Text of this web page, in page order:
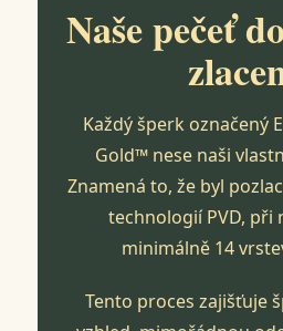
Naše pečeť
Každý šperk označený
Gold™ nese naši
Znamená to, že byl
technologií PVD, při
minimálně 14
Tento proces zajišťuje